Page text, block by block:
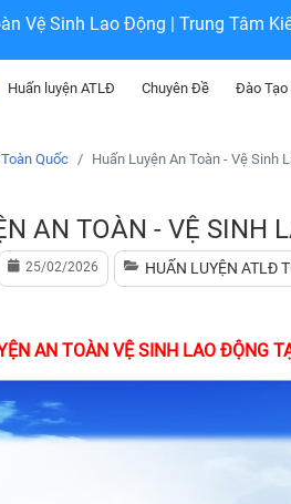
Vệ Sinh Lao Động | Trung Tâm
Huấn luyện ATLĐ Chuyên Đề Đào Tạo
Quốc Huấn Luyện An Toàn - Vệ Sinh
AN TOÀN - VỆ SINH
25/02/2026 HUẤN LUYỆN ATLĐ
AN TOÀN VỆ SINH LAO ĐỘNG